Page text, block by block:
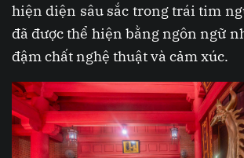
hiện diện sâu sắc trong trái tim
đã được thể hiện bằng ngôn ngữ
đậm chất nghệ thuật và cảm xúc.